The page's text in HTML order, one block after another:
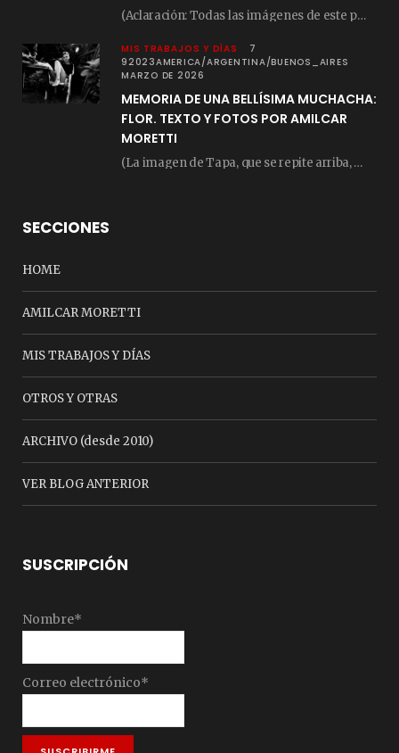
(Aclaración: Todas las imágenes de este posteo fueron tomadas de Bloghemia.com, y todos los…
MIS TRABAJOS Y DÍAS
7
92023AMERICA/ARGENTINA/BUENOS_AIRES
MARZO DE 2026
MEMORIA DE UNA BELLÍSIMA MUCHACHA:
FLOR. TEXTO Y FOTOS POR AMILCAR
MORETTI
(La imagen de Tapa, que se repite arriba, fue compuesta por Amilcar Moretti el viernes…
SECCIONES
HOME
AMILCAR MORETTI
MIS TRABAJOS Y DÍAS
OTROS Y OTRAS
ARCHIVO (desde 2010)
VER BLOG ANTERIOR
SUSCRIPCIÓN
Nombre*
Correo electrónico*